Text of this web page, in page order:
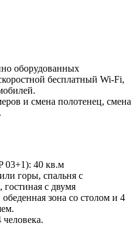
оборудованных
бесплатный Wi-Fi,
и смена полотенец, смена
03+1): 40 кв.м
горы, спальня с
гостиная с двумя
зона со столом и 4